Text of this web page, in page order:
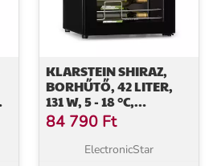
KLARSTEIN SHIRAZ,
BORHŰTŐ, 42 LITER,
131 W, 5 - 18 °C,
ÉRINTŐKÉPERNYŐS
VEZÉRLŐPANEL,
FEKETE
84 790 Ft
ElectronicStar